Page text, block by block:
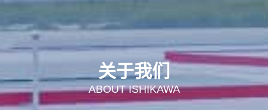
关于我们
ABOUT ISHIKAWA